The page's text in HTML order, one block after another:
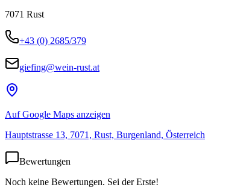
7071 Rust
+43 (0) 2685/379
giefing@wein-rust.at
Auf Google Maps anzeigen
Hauptstrasse 13, 7071, Rust, Burgenland, Österreich
Bewertungen
Noch keine Bewertungen. Sei der Erste!